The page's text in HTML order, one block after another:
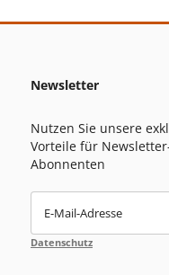
Newsletter
Nutzen Sie unsere
Vorteile für
Abonnenten
E-Mail-Adresse
Datenschutz